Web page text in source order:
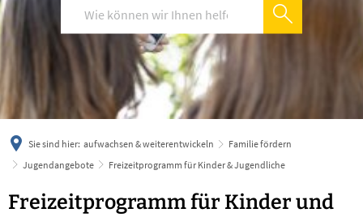
Sie sind hier: aufwachsen & weiterentwickeln
Familie fördern
Jugendangebote
Freizeitprogramm für Kinder & Jugendliche
Freizeitprogramm
Freizeitprogramm für Kinder und